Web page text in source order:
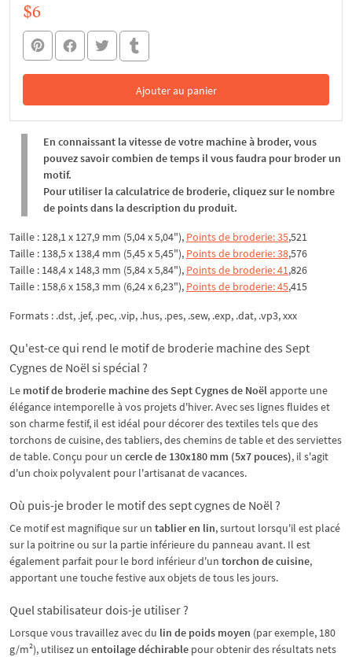
$6
Ajouter au panier
Dans le panier
En connaissant la vitesse de votre machine à broder, vous
pouvez savoir combien de temps il vous faudra pour broder un
motif.
Pour utiliser la calculatrice de broderie, cliquez sur le nombre
de points dans la description du produit.
Taille : 128,1 x 127,9 mm (5,04 x 5,04"), Points de broderie: 35,521
Taille : 138,5 x 138,4 mm (5,45 x 5,45"), Points de broderie: 38,576
Taille : 148,4 x 148,3 mm (5,84 x 5,84"), Points de broderie: 41,826
Taille : 158,6 x 158,3 mm (6,24 x 6,23"), Points de broderie: 45,415
Formats : .dst, .jef, .pec, .vip, .hus, .pes, .sew, .exp, .dat, .vp3, xxx
Qu'est-ce qui rend le motif de broderie machine des Sept
Cygnes de Noël si spécial ?
Le motif de broderie machine des Sept Cygnes de Noël apporte une
élégance intemporelle à vos projets d'hiver. Avec ses lignes fluides et
son charme festif, il est idéal pour décorer des textiles tels que des
torchons de cuisine, des tabliers, des chemins de table et des serviettes
de table. Conçu pour un cercle de 130x180 mm (5x7 pouces), il s'agit
d'un choix polyvalent pour l'artisanat de vacances.
Où puis-je broder le motif des sept cygnes de Noël ?
Ce motif est magnifique sur un tablier en lin, surtout lorsqu'il est placé
sur la poitrine ou sur la partie inférieure du panneau avant. Il est
également parfait pour le bord inférieur d'un torchon de cuisine,
apportant une touche festive aux objets de tous les jours.
Quel stabilisateur dois-je utiliser ?
Lorsque vous travaillez avec du lin de poids moyen (par exemple, 180
g/m²), utilisez un entoilage déchirable pour obtenir des résultats nets